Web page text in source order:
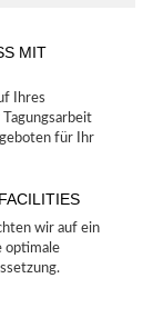
MIT
Ihres
für Ihr
wir auf ein
optimale